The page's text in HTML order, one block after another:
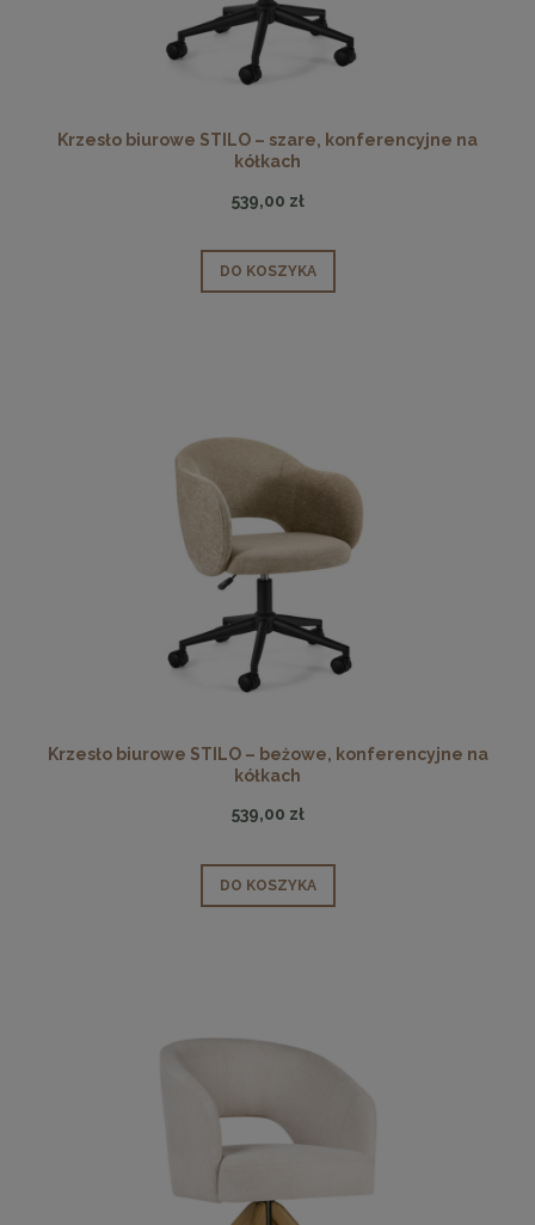
Krzesło biurowe STILO – szare, konferencyjne na
kółkach
539,00 zł
DO KOSZYKA
Krzesło biurowe STILO – beżowe, konferencyjne na
kółkach
539,00 zł
DO KOSZYKA